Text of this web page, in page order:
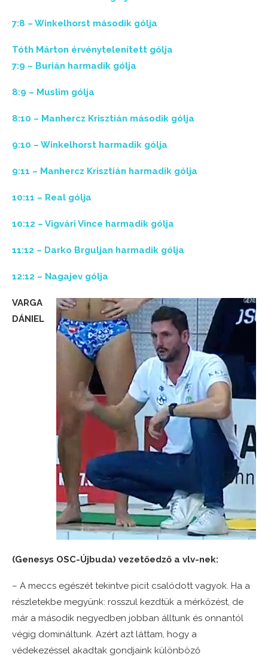
7:8 – Winkelhorst második gólja
Tóth Márton érvénytelenített gólja
7:9 – Burián harmadik gólja
8:9 – Muslim gólja
8:10 – Manhercz Krisztián második gólja
9:10 – Winkelhorst harmadik gólja
9:11 – Manhercz Krisztián harmadik gólja
10:11 – Real gólja
10:12 – Vigvári Vince harmadik gólja
11:12 – Darko Brguljan harmadik gólja
12:12 – Nagajev gólja
VARGA
DÁNIEL
(Genesys OSC-Újbuda) vezetőedző a vlv-nek:
– A meccs egészét tekintve picit csalódott vagyok. Ha a
részletekbe megyünk: rosszul kezdtük a mérkőzést, de
már a második negyedben jobban álltunk és onnantól
végig domináltunk. Azért azt láttam, hogy a
védekezéssel akadtak gondjaink különböző